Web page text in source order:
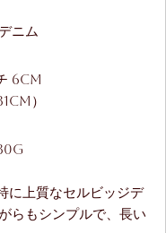
ニム
6cm
）
に上質なセルビッジデ
らもシンプルで、長い